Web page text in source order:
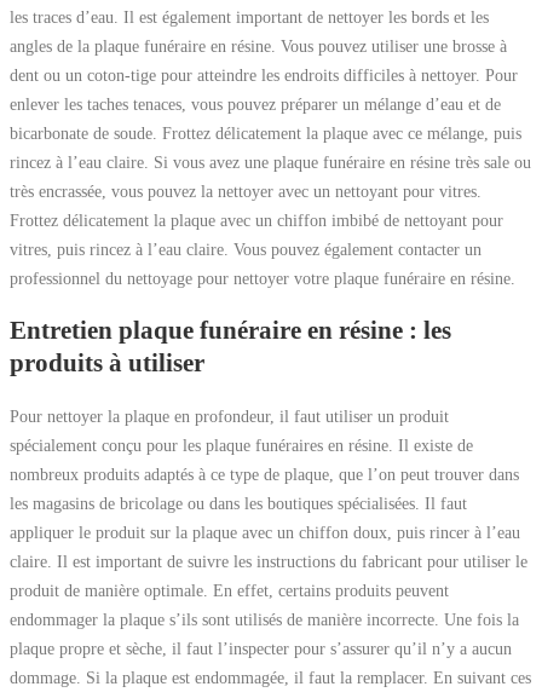
les traces d’eau. Il est également important de nettoyer les bords et les
angles de la plaque funéraire en résine. Vous pouvez utiliser une brosse à
dent ou un coton-tige pour atteindre les endroits difficiles à nettoyer. Pour
enlever les taches tenaces, vous pouvez préparer un mélange d’eau et de
bicarbonate de soude. Frottez délicatement la plaque avec ce mélange, puis
rincez à l’eau claire. Si vous avez une plaque funéraire en résine très sale ou
très encrassée, vous pouvez la nettoyer avec un nettoyant pour vitres.
Frottez délicatement la plaque avec un chiffon imbibé de nettoyant pour
vitres, puis rincez à l’eau claire. Vous pouvez également contacter un
professionnel du nettoyage pour nettoyer votre plaque funéraire en résine.
Entretien plaque funéraire en résine : les
produits à utiliser
Pour nettoyer la plaque en profondeur, il faut utiliser un produit
spécialement conçu pour les plaque funéraires en résine. Il existe de
nombreux produits adaptés à ce type de plaque, que l’on peut trouver dans
les magasins de bricolage ou dans les boutiques spécialisées. Il faut
appliquer le produit sur la plaque avec un chiffon doux, puis rincer à l’eau
claire. Il est important de suivre les instructions du fabricant pour utiliser le
produit de manière optimale. En effet, certains produits peuvent
endommager la plaque s’ils sont utilisés de manière incorrecte. Une fois la
plaque propre et sèche, il faut l’inspecter pour s’assurer qu’il n’y a aucun
dommage. Si la plaque est endommagée, il faut la remplacer. En suivant ces